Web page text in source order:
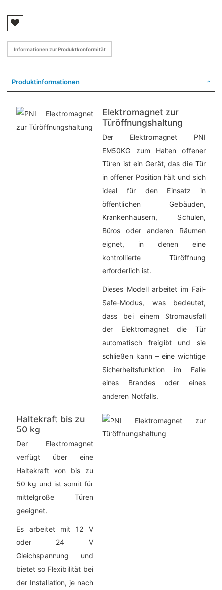
Informationen zur Produktkonformität
Produktinformationen
Elektromagnet zur
Türöffnungshaltung
Der Elektromagnet PNI
EM50KG zum Halten offener
Türen ist ein Gerät, das die Tür
in offener Position hält und sich
ideal für den Einsatz in
öffentlichen Gebäuden,
Krankenhäusern, Schulen,
Büros oder anderen Räumen
eignet, in denen eine
kontrollierte Türöffnung
erforderlich ist.
Dieses Modell arbeitet im Fail-
Safe-Modus, was bedeutet,
dass bei einem Stromausfall
der Elektromagnet die Tür
automatisch freigibt und sie
schließen kann – eine wichtige
Sicherheitsfunktion im Falle
eines Brandes oder eines
anderen Notfalls.
Haltekraft bis zu
50 kg
Der Elektromagnet
verfügt über eine
Haltekraft von bis zu
50 kg und ist somit für
mittelgroße Türen
geeignet.
Es arbeitet mit 12 V
oder 24 V
Gleichspannung und
bietet so Flexibilität bei
der Installation, je nach